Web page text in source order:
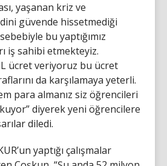
yaşanan kriz ve
güvende hissetmediği
bu yaptığımız
iş sahibi etmekteyiz.
ücret veriyoruz bu ücret
da karşılamaya yeterli.
para almanız siz öğrencileri
diyerek yeni öğrencilere
diledi.
yaptığı çalışmalar